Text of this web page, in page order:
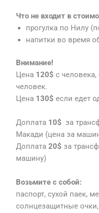
Что не входит в
прогулка по Нилу
напитки во время
Внимание!
Цена 120$ с человека,
человек.
Цена 130$если едет
Доплата 10$ за
Макади (цена за
Доплата20$ за
машину)
Возьмите с собой:
паспорт, сухой паек,
солнцезащитные